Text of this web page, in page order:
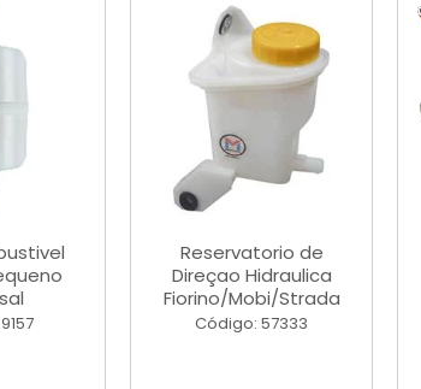
Reservatorio de
Direçao Hidraulica
Fiorino/Mobi/Strada
Código: 57333